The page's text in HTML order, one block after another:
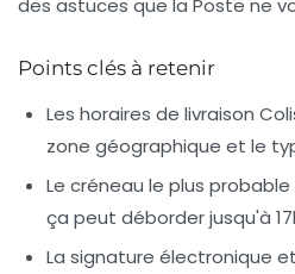
Points clés à retenir
Les horaires de livraison
zone géographique et le
Le créneau le plus
ça peut déborder jusqu'à
La signature électronique